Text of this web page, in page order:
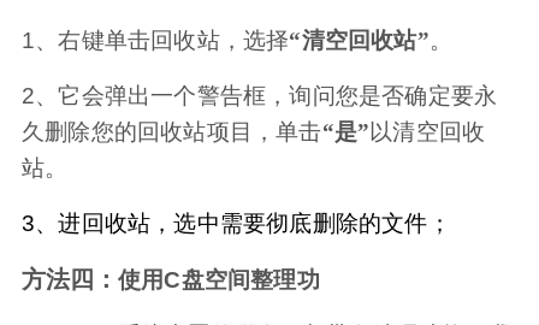
1、右键单击回收站，选择“清空回收站”。
2、它会弹出一个警告框，询问您是否确定要永
久删除您的回收站项目，单击“是”以清空回收
站。
3、进回收站，选中需要彻底删除的文件；
方法四： 使用C盘空间整理功